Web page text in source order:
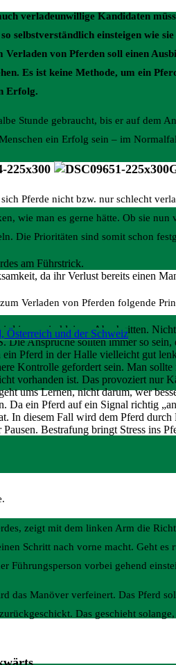
Österreich und der Schweiz
verladeunwillige Kandidaten
selbstverständlich einsteigen wie
von Pferden soll einen
Es ist keine Methode, um ein
Erfolg.
Stunde gebraucht, bis er auf dem
ein Erfolg sein – im
Pferde nicht bzw. nur schlecht
wie man es gerne hätte. Ob sie
Die Prioritäten sind somit schon
am Führstrick.
da ihr Verlust bereits einen
Verladen von Pferden folgende
immer in kleinen Abschnitten.
Ansprüche sollten immer so sein,
Pferd in der Halle vielleicht gut
Kontrolle gefordert sein. Man
vorhanden ist. Das provoziert nur
ums Lernen, nicht darum, wer
Da ein Pferd auf ein Signal richtig
In diesem Fall wird dem Pferd
Bestrafung bringt Stress ins
zeigt mit dem linken Arm die
Schritt nach vorne macht. Geht
Führungsperson vorbei gehend
das Manöver verfeinert. Das Pferd
Das geschieht